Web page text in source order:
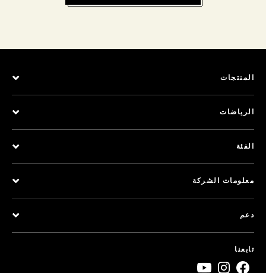
المنتجات
الرياضات
الفئة
معلومات الشركة
دعم
تابعنا